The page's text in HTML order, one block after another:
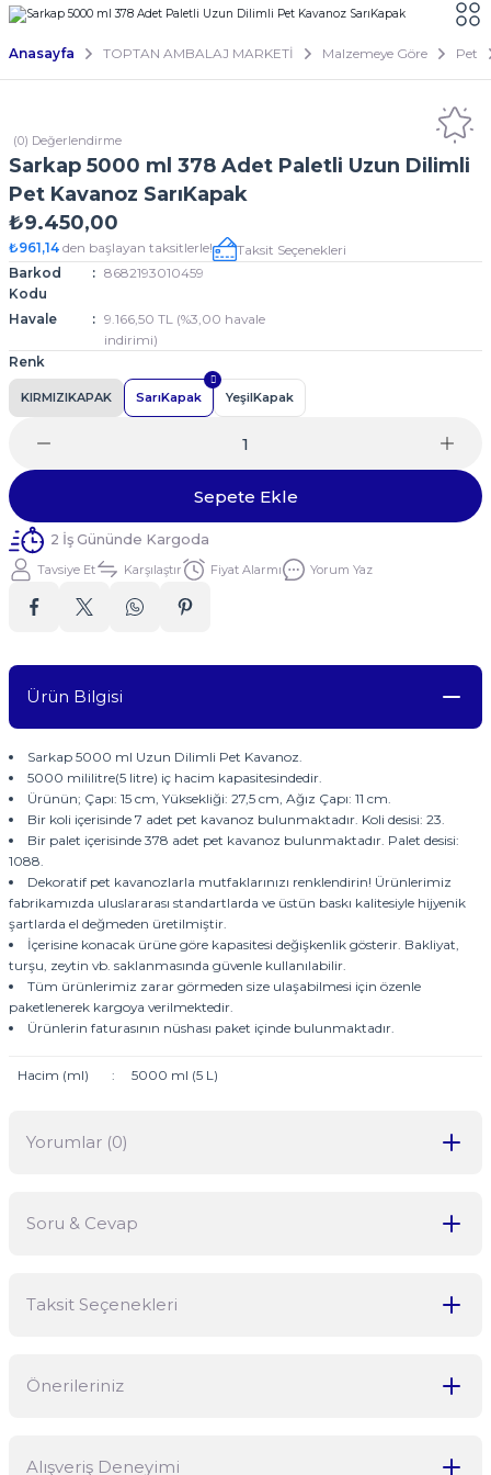
Anasayfa TOPTAN AMBALAJ MARKETİ Malzemeye Göre Pet
(0) Değerlendirme
Sarkap 5000 ml 378 Adet Paletli Uzun Dilimli
Pet Kavanoz SarıKapak
₺9.450,00
₺961,14 den başlayan taksitlerle!
Taksit Seçenekleri
Barkod
Kodu
8682193010459
Havale
9.166,50 TL (%3,00 havale
indirimi)
Renk
KIRMIZIKAPAK SarıKapak YeşilKapak
Sepete Ekle
2 İş Gününde Kargoda
Tavsiye Et Karşılaştır Fiyat Alarmı Yorum Yaz
Ürün Bilgisi
Sarkap 5000 ml Uzun Dilimli Pet Kavanoz.
5000 mililitre(5 litre) iç hacim kapasitesindedir.
Ürünün; Çapı: 15 cm, Yüksekliği: 27,5 cm, Ağız Çapı: 11 cm.
Bir koli içerisinde 7 adet pet kavanoz bulunmaktadır. Koli desisi: 23.
Bir palet içerisinde 378 adet pet kavanoz bulunmaktadır. Palet desisi:
1088.
Dekoratif pet kavanozlarla mutfaklarınızı renklendirin! Ürünlerimiz
fabrikamızda uluslararası standartlarda ve üstün baskı kalitesiyle hijyenik
şartlarda el değmeden üretilmiştir.
İçerisine konacak ürüne göre kapasitesi değişkenlik gösterir. Bakliyat,
turşu, zeytin vb. saklanmasında güvenle kullanılabilir.
Tüm ürünlerimiz zarar görmeden size ulaşabilmesi için özenle
paketlenerek kargoya verilmektedir.
Ürünlerin faturasının nüshası paket içinde bulunmaktadır.
Hacim (ml) : 5000 ml (5 L)
Yorumlar (0)
Soru & Cevap
Taksit Seçenekleri
Önerileriniz
konularda yetersiz gördüğünüz noktaları öneri formunu kullanarak
Alışveriş Deneyimi